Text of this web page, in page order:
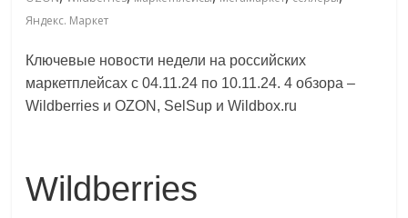
об
торговле,
сервисах
для
логистике,
Яндекс. Маркет
Ключевые новости недели на российских
маркетплейсах с 04.11.24 по 10.11.24. 4 обзора –
Wildberries и OZON, SelSup и Wildbox.ru
Wildberries